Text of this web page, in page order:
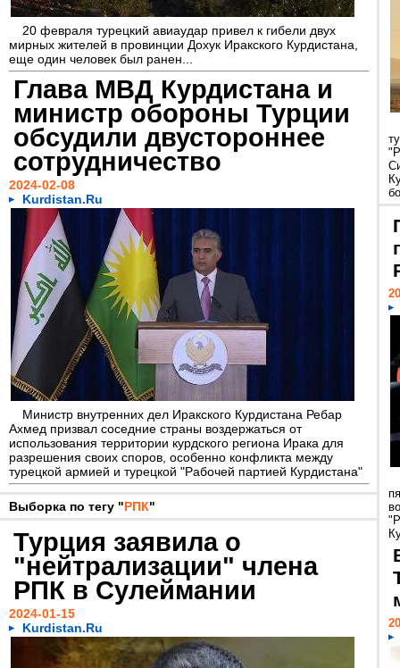
20 февраля турецкий авиаудар привел к гибели двух
мирных жителей в провинции Дохук Иракского Курдистана,
еще один человек был ранен...
Глава МВД Курдистана и
министр обороны Турции
обсудили двустороннее
сотрудничество
2024-02-08
Kurdistan.Ru
Министр внутренних дел Иракского Курдистана Ребар
Ахмед призвал соседние страны воздержаться от
использования территории курдского региона Ирака для
разрешения своих споров, особенно конфликта между
турецкой армией и турецкой "Рабочей партией Курдистана"
Выборка по тегу "РПК"
Турция заявила о
"нейтрализации" члена
РПК в Сулеймании
2024-01-15
Kurdistan.Ru